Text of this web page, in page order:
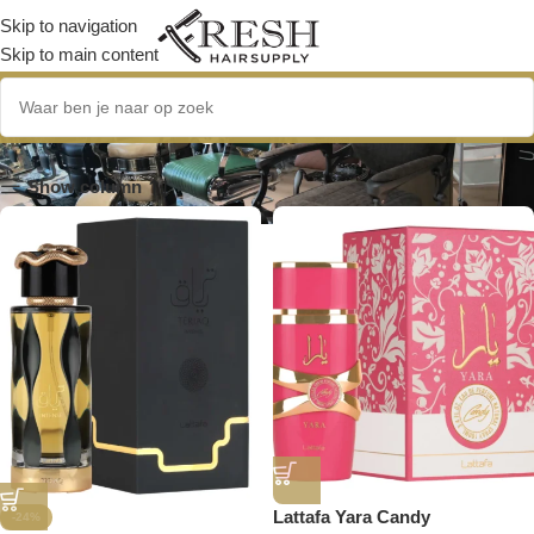
Skip to navigation
Skip to main content
luxueuze geur
Show column
-24% Lattafa Yara Candy